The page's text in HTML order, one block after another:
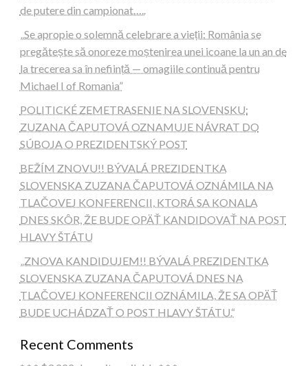
de putere din campionat…..
„Se apropie o solemnă celebrare a vieții: România se
pregătește să onoreze moștenirea unei icoane la un an de
la trecerea sa în neființă — omagiile continuă pentru
Michael I of Romania”
POLITICKÉ ZEMETRASENIE NA SLOVENSKU:
ZUZANA ČAPUTOVÁ OZNAMUJE NÁVRAT DO
SÚBOJA O PREZIDENTSKÝ POST
BEŽÍM ZNOVU!! BÝVALÁ PREZIDENTKA
SLOVENSKA ZUZANA ČAPUTOVÁ OZNÁMILA NA
TLAČOVEJ KONFERENCII, KTORÁ SA KONALA
DNES SKÔR, ŽE BUDE OPÄŤ KANDIDOVAŤ NA POST
HLAVY ŠTÁTU
„ZNOVA KANDIDUJEM!! BÝVALÁ PREZIDENTKA
SLOVENSKA ZUZANA ČAPUTOVÁ DNES NA
TLAČOVEJ KONFERENCII OZNÁMILA, ŽE SA OPÄŤ
BUDE UCHÁDZAŤ O POST HLAVY ŠTÁTU.“
Recent Comments